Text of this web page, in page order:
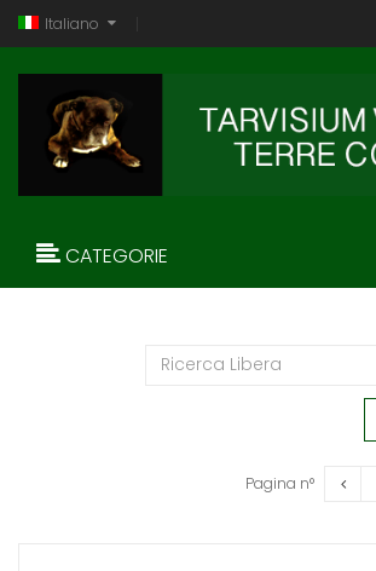
Italiano
CATEGORIE
Pagina n°